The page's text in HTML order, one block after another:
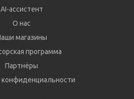
AI-ассистент
О нас
магазины
программа
Партнёры
конфиденциальности